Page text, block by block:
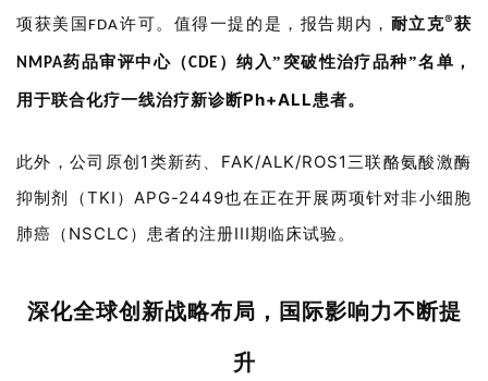
h
联
系
们
项获美国 FDA许可。 值得一提的是，报告期内， 耐立克®获
NMPA药品审评中心（CDE ）纳入”突破性治疗品种”名单，
用于联合化疗一线治疗新诊断Ph+ALL患者。
此外， 公司原创 1 类新药、 FAK/ALK/ROS1三联酪氨酸激酶
抑制剂（TKI ）APG-2449也在正在开展两项针对非小细胞
肺癌（ NSCLC ）患者的注册III期临床试验。
深化全球创新战略布局， 国际影响力不断提
升